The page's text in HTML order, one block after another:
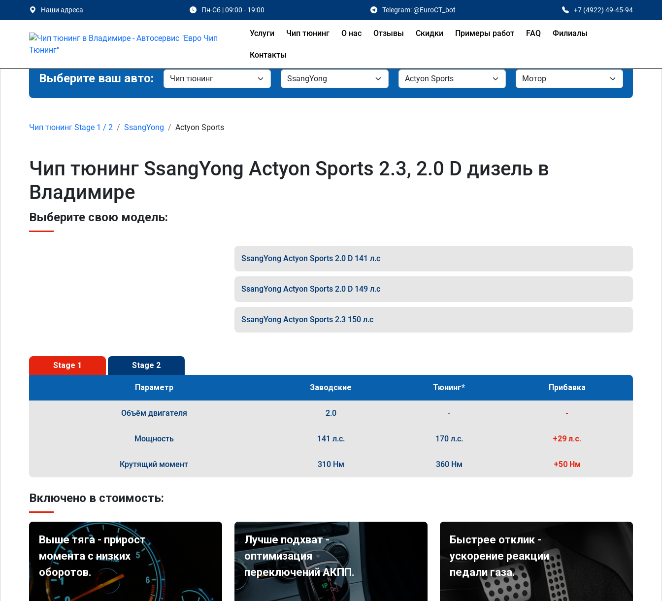
Наши адреса Пн-Сб | 09:00 - 19:00 Telegram: @EuroCT_bot +7 (4922) 49-45-94
Услуги Чип тюнинг О нас Отзывы Скидки Примеры работ FAQ Филиалы
Контакты
Выберите ваш авто:
Чип тюнинг Stage 1 / 2 SsangYong Actyon Sports
Чип тюнинг SsangYong Actyon Sports 2.3, 2.0 D дизель в
Владимире
Выберите свою модель:
SsangYong Actyon Sports 2.0 D 141 л.с
SsangYong Actyon Sports 2.0 D 149 л.с
SsangYong Actyon Sports 2.3 150 л.с
Stage 1 Stage 2
Параметр Заводские Тюнинг* Прибавка
Объём двигателя 2.0 - -
Мощность 141 л.с. 170 л.с. +29 л.с.
Крутящий момент 310 Нм 360 Нм +50 Нм
Включено в стоимость:
Выше тяга - прирост
момента с низких
оборотов.
Лучше подхват -
оптимизация
переключений АКПП.
Быстрее отклик -
ускорение реакции
педали газа.